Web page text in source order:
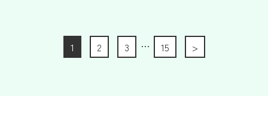
1 2 3 … 15 >